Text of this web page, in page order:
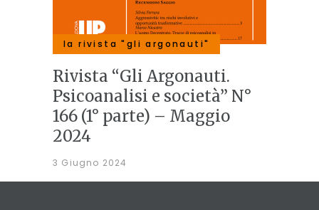
la rivista "gli argonauti"
Rivista “Gli Argonauti.
Psicoanalisi e società” N°
166 (1° parte) – Maggio
2024
3 Giugno 2024